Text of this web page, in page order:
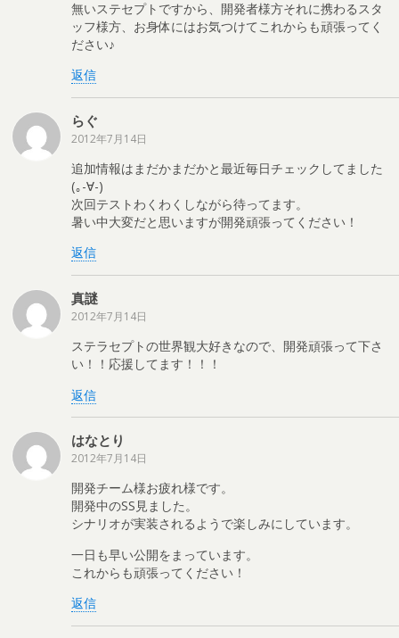
無いステセプトですから、開発者様方それに携わるスタ
ッフ様方、お身体にはお気つけてこれからも頑張ってく
ださい♪
返信
らぐ
2012年7月14日
追加情報はまだかまだかと最近毎日チェックしてました
(｡-∀-)
次回テストわくわくしながら待ってます。
暑い中大変だと思いますが開発頑張ってください！
返信
真謎
2012年7月14日
ステラセプトの世界観大好きなので、開発頑張って下さ
い！！応援してます！！！
返信
はなとり
2012年7月14日
開発チーム様お疲れ様です。
開発中のSS見ました。
シナリオが実装されるようで楽しみにしています。
一日も早い公開をまっています。
これからも頑張ってください！
返信